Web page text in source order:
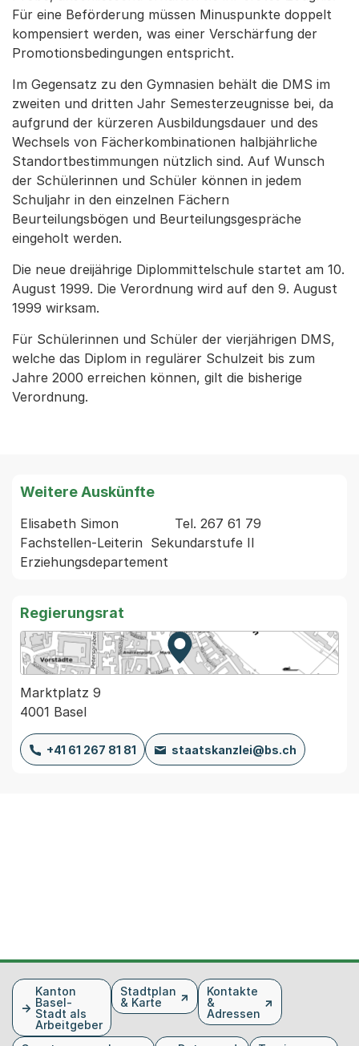
Für eine Beförderung müssen Minuspunkte doppelt
kompensiert werden, was einer Verschärfung der
Promotionsbedingungen entspricht.
Im Gegensatz zu den Gymnasien behält die DMS im
zweiten und dritten Jahr Semesterzeugnisse bei, da
aufgrund der kürzeren Ausbildungsdauer und des
Wechsels von Fächerkombinationen halbjährliche
Standortbestimmungen nützlich sind. Auf Wunsch
der Schülerinnen und Schüler können in jedem
Schuljahr in den einzelnen Fächern
Beurteilungsbögen und Beurteilungsgespräche
eingeholt werden.
Die neue dreijährige Diplommittelschule startet am 10.
August 1999. Die Verordnung wird auf den 9. August
1999 wirksam.
Für Schülerinnen und Schüler der vierjährigen DMS,
welche das Diplom in regulärer Schulzeit bis zum
Jahre 2000 erreichen können, gilt die bisherige
Verordnung.
Weitere Auskünfte
Elisabeth Simon              Tel. 267 61 79
Fachstellen-Leiterin  Sekundarstufe II
Regierungsrat
Zur Karte von MapBS.
Externer Link, wird in einem
Marktplatz 9
4001 Basel
+41 61 267 81 81 staatskanzlei@bs.ch
FusszeileKanton
Basel-
Stadt als
Arbeitgeber
Stadtplan
& Karte
Kontakte
&
Adressen